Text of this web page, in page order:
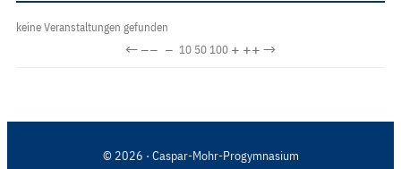
keine Veranstaltungen gefunden
←−− − 10 50100 + ++→
© 2026 · Caspar-Mohr-Progymnasium